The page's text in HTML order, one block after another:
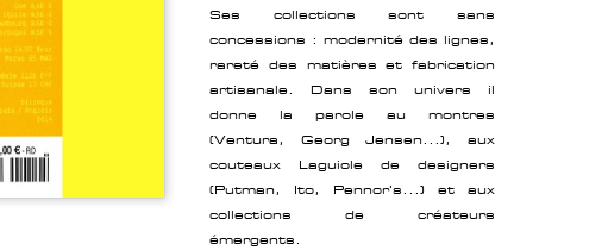
Ses collections sont sans
concessions : modernité des lignes,
rareté des matières et fabrication
artisanale. Dans son univers il
donne la parole au montres
(Ventura, Georg Jensen...), aux
couteaux Laguiole de designers
(Putman, Ito, Pennor's...) et aux
collections de créateurs
émergents.